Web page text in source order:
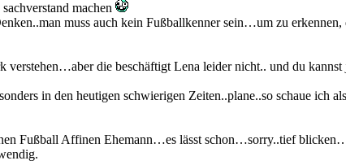
machen
muss auch kein Fußballkenner sein…um zu
die beschäftigt Lena leider nicht.. und du
in den heutigen schwierigen Zeiten..plane..so schaue ich
Fußball Affinen Ehemann…es lässt schon…sorry..tief